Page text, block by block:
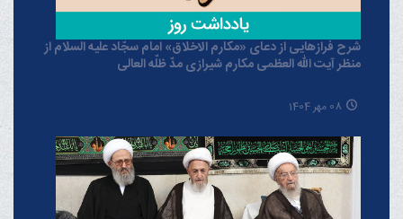
شرح فرازهایی از دعای «مکارم الاخلاق» امام سجّاد علیه السلام از
منظر آیت الله العظمی مکارم شیرازی مدّ ظلّه العالی
08 مهر 1404